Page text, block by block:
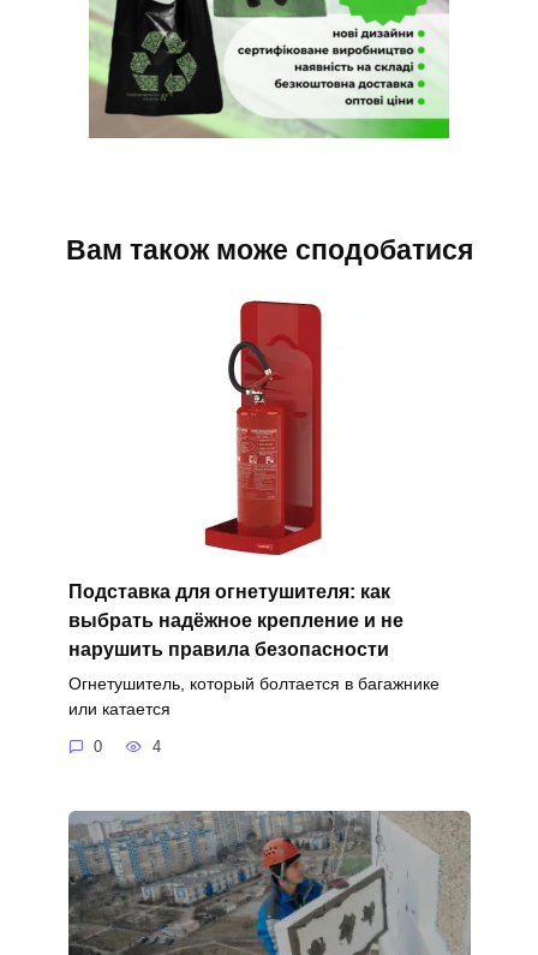
Вам також може сподобатися
Подставка для огнетушителя: как
выбрать надёжное крепление и не
нарушить правила безопасности
Огнетушитель, который болтается в багажнике
или катается
0 4